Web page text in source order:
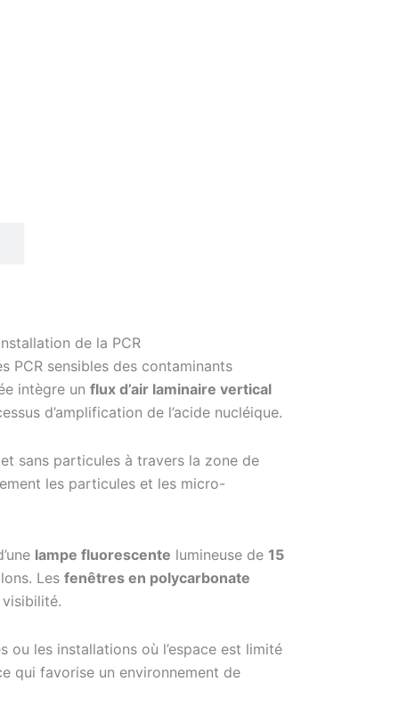
de la PCR
sensibles des contaminants
intègre un flux d’air laminaire vertical
d’amplification de l’acide nucléique.
sans particules à travers la zone de
les particules et les micro-
lampe fluorescente lumineuse de 15
Les fenêtres en polycarbonate
les installations où l’espace est limité
qui favorise un environnement de